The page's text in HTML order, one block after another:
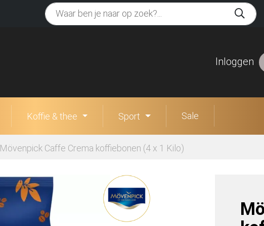
Inloggen
Koffie & thee Sport Sale
Mövenpick Caffe Crema koffiebonen (4 x 1 Kilo)